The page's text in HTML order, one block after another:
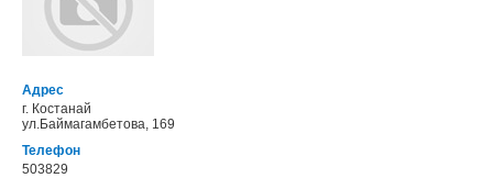
Адрес
г. Костанай
ул.Баймагамбетова, 169
Телефон
503829